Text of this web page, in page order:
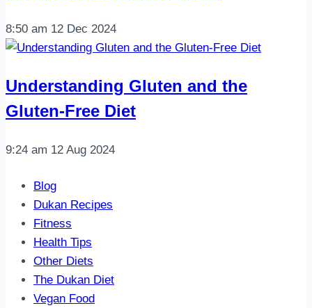
8:50 am 12 Dec 2024
Understanding Gluten and the
Gluten-Free Diet
9:24 am 12 Aug 2024
Blog
Dukan Recipes
Fitness
Health Tips
Other Diets
The Dukan Diet
Vegan Food